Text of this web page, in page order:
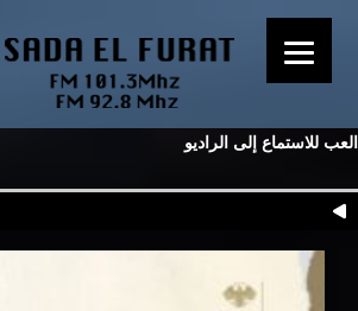
العب للاستماع إلى الراديو